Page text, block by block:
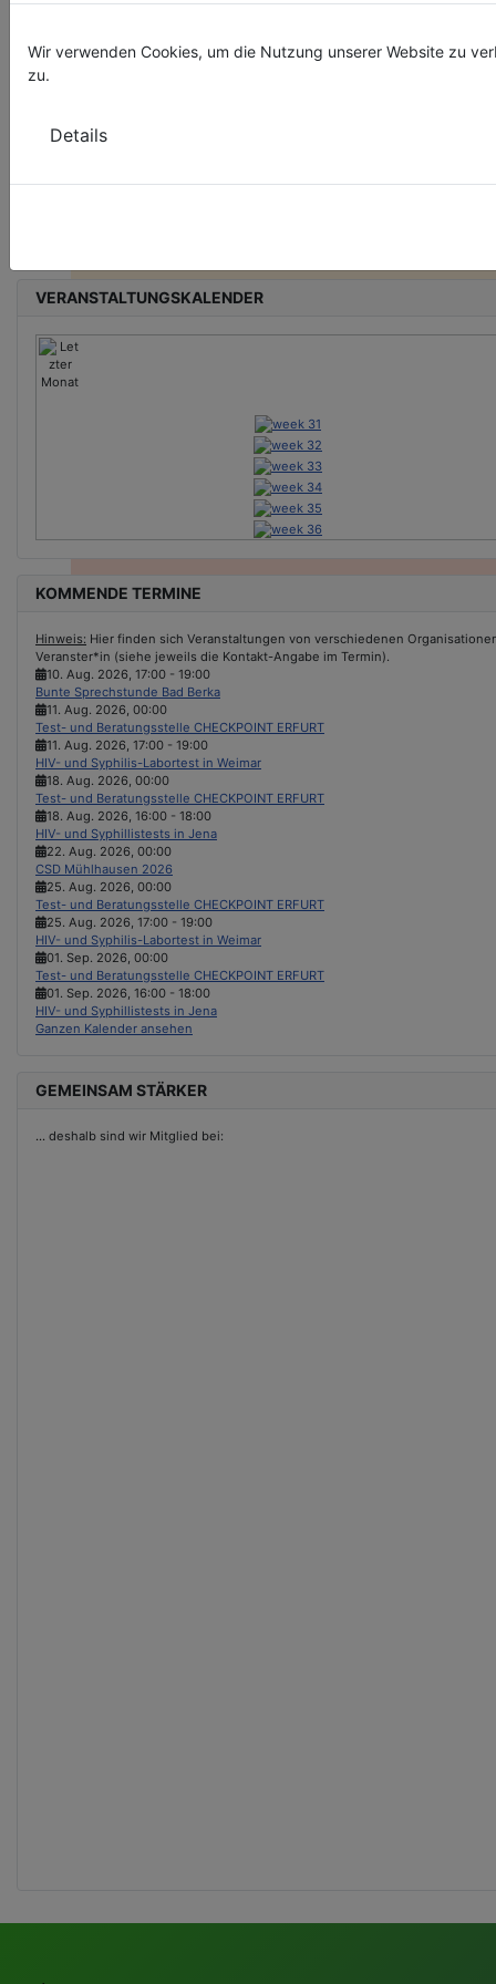
Deine Spende für Vielfalt!
& hauptamtlichen Projekte am Leben zu halten. Deine Spende hilft für
Gemeinsam mit Dir setzen wir uns ein für LSBTIQ* in Thüringen und
fördern Sichtbarkeit sowie Akzeptanz.
VERANSTALTUNGSKALENDER
KOMMENDE TERMINE
Hinweis: Hier finden sich Veranstaltungen von verschiedenen
Veranster*in (siehe jeweils die Kontakt-Angabe im Termin).
10. Aug. 2026, 17:00 - 19:00
Bunte Sprechstunde Bad Berka
11. Aug. 2026, 00:00
Test- und Beratungsstelle CHECKPOINT ERFURT
11. Aug. 2026, 17:00 - 19:00
HIV- und Syphilis-Labortest in Weimar
18. Aug. 2026, 00:00
Test- und Beratungsstelle CHECKPOINT ERFURT
18. Aug. 2026, 16:00 - 18:00
HIV- und Syphillistests in Jena
22. Aug. 2026, 00:00
CSD Mühlhausen 2026
25. Aug. 2026, 00:00
Test- und Beratungsstelle CHECKPOINT ERFURT
25. Aug. 2026, 17:00 - 19:00
HIV- und Syphilis-Labortest in Weimar
01. Sep. 2026, 00:00
Test- und Beratungsstelle CHECKPOINT ERFURT
01. Sep. 2026, 16:00 - 18:00
HIV- und Syphillistests in Jena
Ganzen Kalender ansehen
GEMEINSAM STÄRKER
... deshalb sind wir Mitglied bei:
Wir verwenden Cookies, um die Nutzung unserer Website zu
zu.
Details